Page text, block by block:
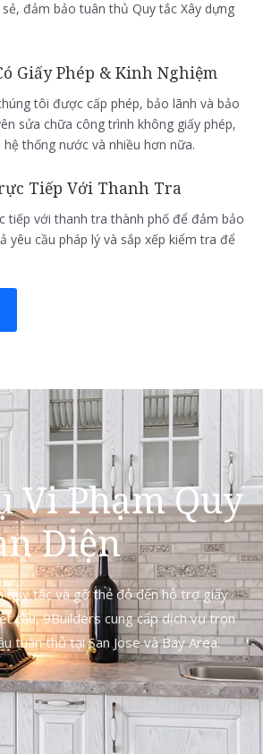
đảm bảo tuân thủ Quy tắc Xây dựng
Giấy Phép & Kinh Nghiệm
tôi được cấp phép, bảo lãnh và bảo
sửa chữa công trình không giấy phép,
thống nước và nhiều hơn nữa.
Tiếp Với Thanh Tra
tiếp với thanh tra thành phố để đảm bảo
yêu cầu pháp lý và sắp xếp kiểm tra để
Vi Phạm Quy
Diện
quy tắc và gỡ thẻ đỏ đến hỗ trợ giấy
cấu, 9Builders cung cấp dịch vụ trọn
tuân thủ tại San Jose và Bay Area.